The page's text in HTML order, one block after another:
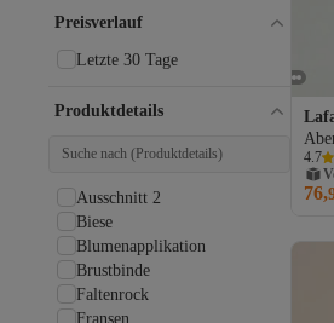
4.7
76,
Preisverlauf
Letzte 30 Tage
Produktdetails
Ausschnitt 2
Biese
Blumenapplikation
Brustbinde
Faltenrock
Fransen